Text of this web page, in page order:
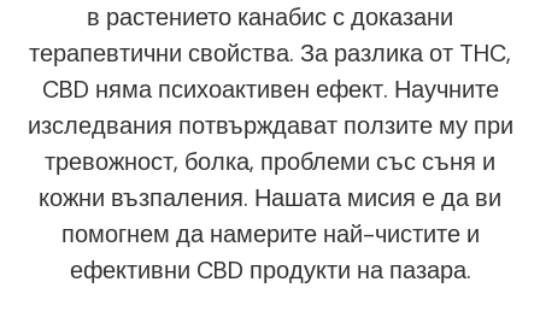
в растението канабис с доказани
терапевтични свойства. За разлика от THC,
CBD няма психоактивен ефект. Научните
изследвания потвърждават ползите му при
тревожност, болка, проблеми със съня и
кожни възпаления. Нашата мисия е да ви
помогнем да намерите най-чистите и
ефективни CBD продукти на пазара.